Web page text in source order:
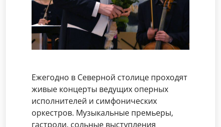
Ежегодно в Северной столице проходят
живые концерты ведущих оперных
исполнителей и симфонических
оркестров. Музыкальные премьеры,
гастроли, сольные выступления